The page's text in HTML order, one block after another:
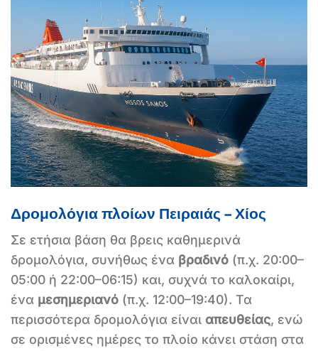
Δρομολόγια πλοίων Πειραιάς – Χίος
Σε ετήσια βάση θα βρεις καθημερινά
δρομολόγια, συνήθως ένα βραδινό (π.χ. 20:00–
05:00 ή 22:00–06:15) και, συχνά το καλοκαίρι,
ένα μεσημεριανό (π.χ. 12:00–19:40). Τα
περισσότερα δρομολόγια είναι απευθείας, ενώ
σε ορισμένες ημέρες το πλοίο κάνει στάση στα